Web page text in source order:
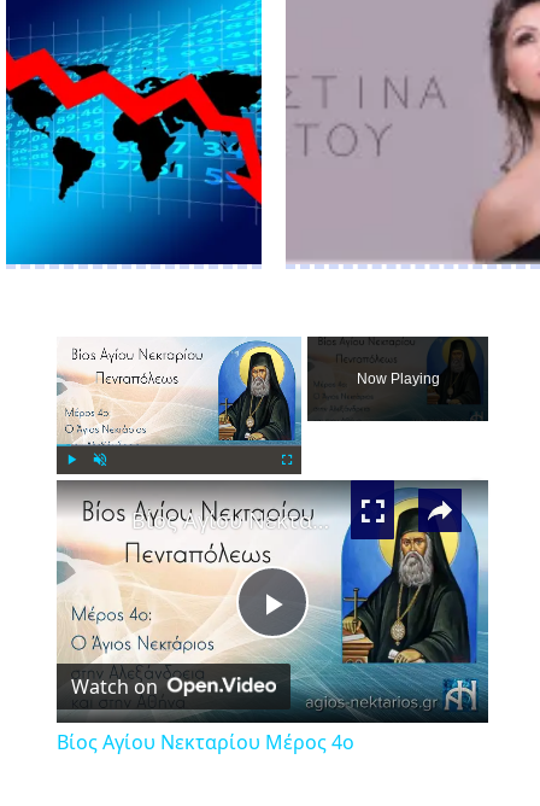
Now Playing
×
Play
Video
Βίος Αγίου Νεκταρίου Μέρος 4ο
Watch on
Βίος Αγίου Νεκταρίου Μέρος 4ο